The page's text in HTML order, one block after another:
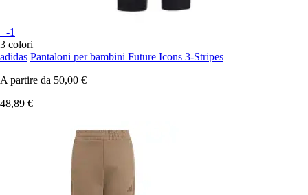
+-1
3 colori
adidas Pantaloni per bambini Future Icons 3-Stripes
A partire da 50,00 €
48,89 €